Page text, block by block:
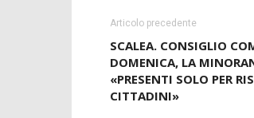
SCALEA. CONSIGLIO
DOMENICA, LA
«PRESENTI SOLO PER
CITTADINI»